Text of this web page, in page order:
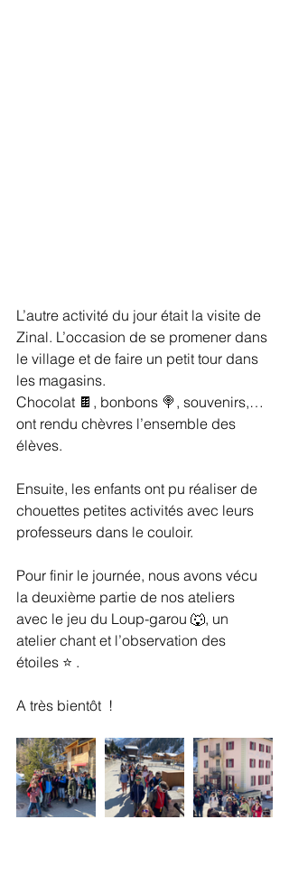
L’autre activité du jour était la visite de
Zinal. L’occasion de se promener dans
le village et de faire un petit tour dans
les magasins.
Chocolat 🍫, bonbons 🍭, souvenirs,…
ont rendu chèvres l’ensemble des
élèves.
Ensuite, les enfants ont pu réaliser de
chouettes petites activités avec leurs
professeurs dans le couloir.
Pour finir le journée, nous avons vécu
la deuxième partie de nos ateliers
avec le jeu du Loup-garou 🐺, un
atelier chant et l’observation des
étoiles ⭐️ .
A très bientôt  !